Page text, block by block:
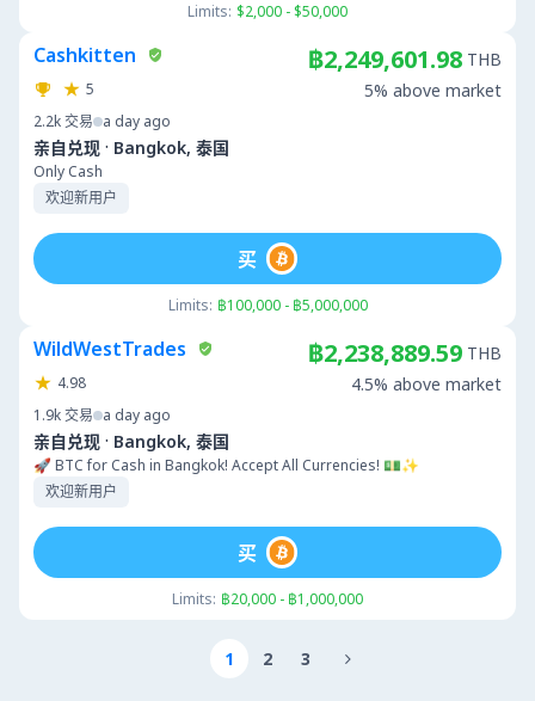
Limits: $2,000 - $50,000
Cashkitten
5
2.2k交易 a day ago
亲自兑现 · Bangkok, 泰国
Only Cash
欢迎新用户
฿2,249,601.98 THB
5% above market
Limits: ฿100,000 - ฿5,000,000
买
WildWestTrades
4.98
1.9k交易 a day ago
亲自兑现 · Bangkok, 泰国
🚀 BTC for Cash in Bangkok! Accept All Currencies! 💵✨
欢迎新用户
฿2,238,889.59 THB
4.5% above market
Limits: ฿20,000 - ฿1,000,000
买
1 2 3 